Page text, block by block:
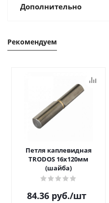
Дополнительно
Рекомендуем
Петля каплевидная
TRODOS 16х120мм
(шайба)
84.36 руб./шт